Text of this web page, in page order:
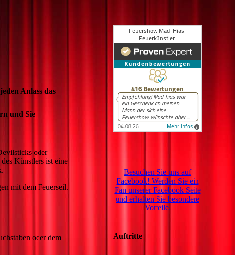
Anlass das
und Sie
oder
Künstlers ist eine
mit dem Feuerseil.
oder dem
Besuchen Sie uns auf
Facebook! Werden Sie ein
Fan unserer Facebook Seite
und erhalten Sie besondere
Vorteile.
Auftritte